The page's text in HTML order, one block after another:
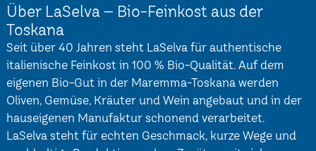
Über LaSelva – Bio-Feinkost aus der
Toskana
Seit über 40 Jahren steht LaSelva für authentische
italienische Feinkost in 100 % Bio-Qualität. Auf dem
eigenen Bio-Gut in der Maremma-Toskana werden
Oliven, Gemüse, Kräuter und Wein angebaut und in der
hauseigenen Manufaktur schonend verarbeitet.
LaSelva steht für echten Geschmack, kurze Wege und